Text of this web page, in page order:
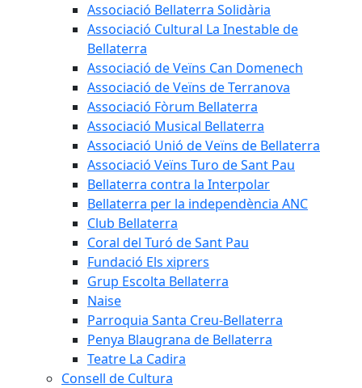
Associació Bellaterra Solidària
Associació Cultural La Inestable de
Bellaterra
Associació de Veïns Can Domenech
Associació de Veïns de Terranova
Associació Fòrum Bellaterra
Associació Musical Bellaterra
Associació Unió de Veïns de Bellaterra
Associació Veïns Turo de Sant Pau
Bellaterra contra la Interpolar
Bellaterra per la independència ANC
Club Bellaterra
Coral del Turó de Sant Pau
Fundació Els xiprers
Grup Escolta Bellaterra
Naise
Parroquia Santa Creu-Bellaterra
Penya Blaugrana de Bellaterra
Teatre La Cadira
Consell de Cultura